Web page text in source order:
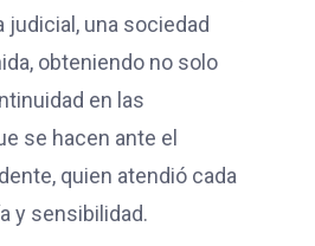
una sociedad
obteniendo no solo
en las
se hacen ante el
quien atendió cada
y sensibilidad.